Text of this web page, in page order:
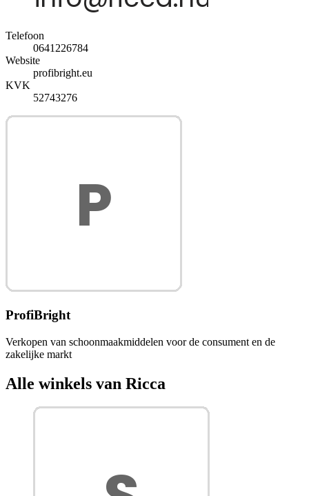
Telefoon
0641226784
Website
profibright.eu
KVK
52743276
ProfiBright
Verkopen van schoonmaakmiddelen voor de consument en de
zakelijke markt
Alle winkels van Ricca